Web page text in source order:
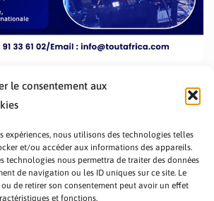
le consentement aux
expériences, nous utilisons des technologies telles
et/ou accéder aux informations des appareils.
technologies nous permettra de traiter des données
de navigation ou les ID uniques sur ce site. Le
de retirer son consentement peut avoir un effet
et fonctions.
TOUTAFRICA A PROPOS